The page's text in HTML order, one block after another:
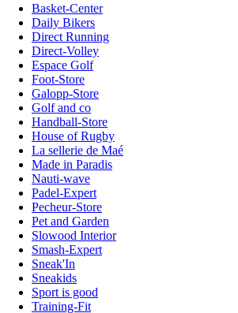
Basket-Center
Daily Bikers
Direct Running
Direct-Volley
Espace Golf
Foot-Store
Galopp-Store
Golf and co
Handball-Store
House of Rugby
La sellerie de Maé
Made in Paradis
Nauti-wave
Padel-Expert
Pecheur-Store
Pet and Garden
Slowood Interior
Smash-Expert
Sneak'In
Sneakids
Sport is good
Training-Fit